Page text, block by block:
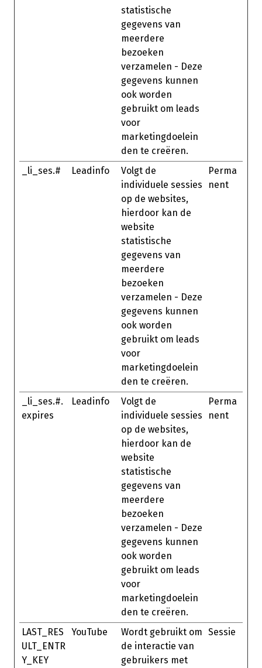
statistische
gegevens van
meerdere
bezoeken
verzamelen - Deze
gegevens kunnen
ook worden
gebruikt om leads
voor
marketingdoelein
den te creëren.
_li_ses.#
Leadinfo
Volgt de
individuele sessies
op de websites,
hierdoor kan de
website
statistische
gegevens van
meerdere
bezoeken
verzamelen - Deze
gegevens kunnen
ook worden
gebruikt om leads
voor
marketingdoelein
den te creëren.
Perma
nent
_li_ses.#.
expires
Leadinfo
Volgt de
individuele sessies
op de websites,
hierdoor kan de
website
statistische
gegevens van
meerdere
bezoeken
verzamelen - Deze
gegevens kunnen
ook worden
gebruikt om leads
voor
marketingdoelein
den te creëren.
Perma
nent
LAST_RES
ULT_ENTR
Y_KEY
YouTube
Wordt gebruikt om
de interactie van
gebruikers met
Sessie